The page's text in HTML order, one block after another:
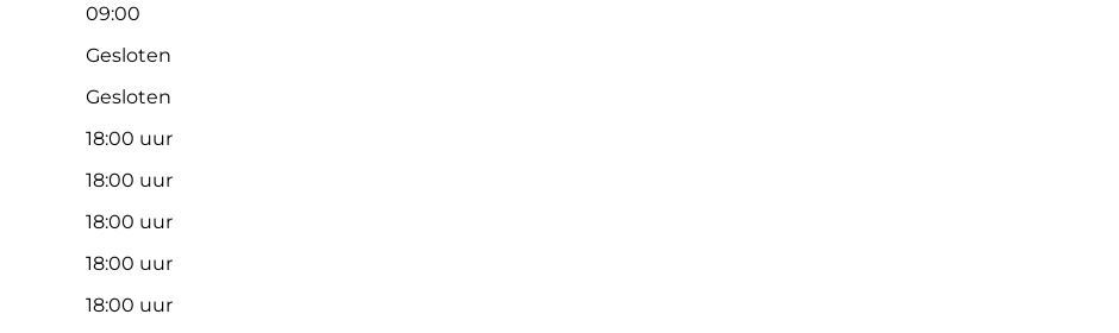
09:00
Gesloten
Gesloten
18:00 uur
18:00 uur
18:00 uur
18:00 uur
18:00 uur